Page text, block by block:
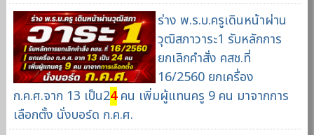
ร่าง พ.ร.บ.ครูเดินหน้าผ่าน
วุฒิสภาวาระ1 รับหลักการ
ยกเลิกคำสั่ง คสช.ที่
16/2560 ยกเครื่อง
ก.ค.ศ.จาก 13 เป็น24คน เพิ่มผู้แทนครู 9 คน มาจากการ
เลือกตั้ง นั่งบอร์ด ก.ค.ศ.